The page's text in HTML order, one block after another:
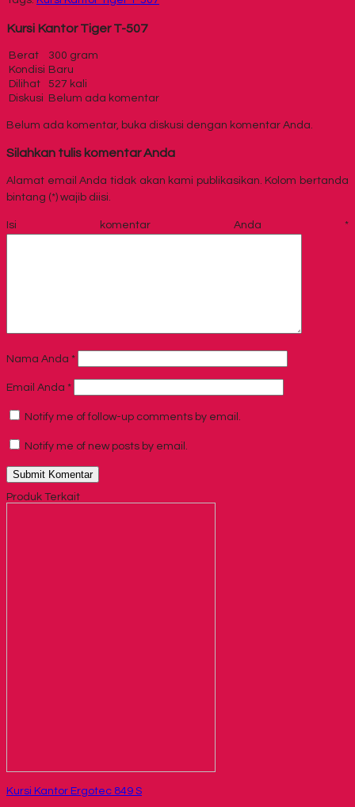
Kursi Kantor Tiger T-507
Berat
300 gram
Kondisi Baru
Dilihat
527 kali
Diskusi
Belum ada komentar
Belum ada komentar, buka diskusi dengan komentar Anda.
Silahkan tulis komentar Anda
Alamat email Anda tidak akan kami publikasikan. Kolom bertanda
bintang (*) wajib diisi.
Isi komentar Anda *
Nama Anda *
Email Anda *
Notify me of follow-up comments by email.
Notify me of new posts by email.
Produk Terkait
Kursi Kantor Ergotec 849 S